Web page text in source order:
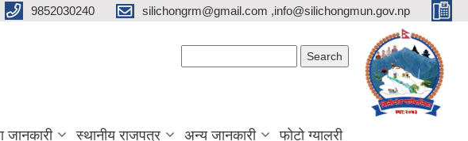
9852030240 silichongrm@gmail.com ,info@silichongmun.gov.np
जानकारी स्थानीय राजपत्र अन्य जानकारी फोटो ग्यालरी